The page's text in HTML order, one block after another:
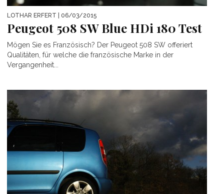
LOTHAR ERFERT | 06/03/2015
Peugeot 508 SW Blue HDi 180 Test
Mögen Sie es Französisch? Der Peugeot 508 SW offeriert
Qualitäten, für welche die französische Marke in der
Vergangenheit...